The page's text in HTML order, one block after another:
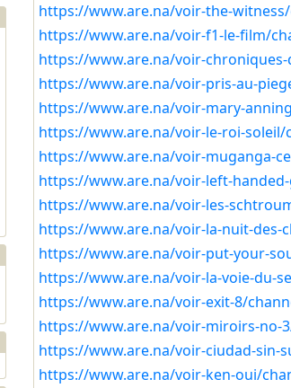
https://www.are.na/voir-the-
https://www.are.na/voir-f1-le-film/
https://www.are.na/voir-
https://www.are.na/voir-pris-au-
https://www.are.na/voir-mary-
https://www.are.na/voir-le-roi-soleil/
https://www.are.na/voir-muganga-
https://www.are.na/voir-left-
https://www.are.na/voir-les-
https://www.are.na/voir-la-nuit-des-
https://www.are.na/voir-put-your-
https://www.are.na/voir-la-voie-du-
https://www.are.na/voir-exit-8/
https://www.are.na/voir-miroirs-no-
https://www.are.na/voir-ciudad-sin-
https://www.are.na/voir-ken-oui/